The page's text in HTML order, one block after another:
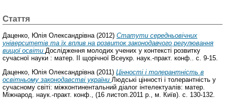
Стаття
Даценко, Юлія Олександрівна (2012) Статути середньовічних
університетів та їх вплив на розвиток законодавчого регулювання
вищої освіти Дослідження молодих учених у контексті розвитку
сучасної науки : матер. ІІ щорічної Всеукр. наук.-практ. конф.. с. 9-15.
Даценко, Юлія Олександрівна (2011) Цінності і толерантність в
освітньому законодавстві україни Людські цінності і толерантність у
сучасному світі: міжконтинентальний діалог інтелектуалів: матер.
Міжнарод. наук.-практ. конф., (16 листоп.2011 р., м. Київ). с. 130-132.